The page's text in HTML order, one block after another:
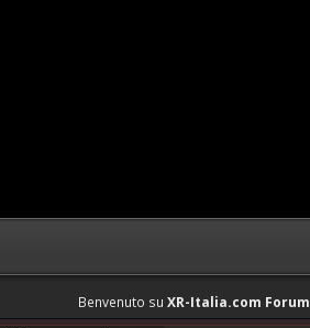
Benvenuto su XR-Italia.com Forum